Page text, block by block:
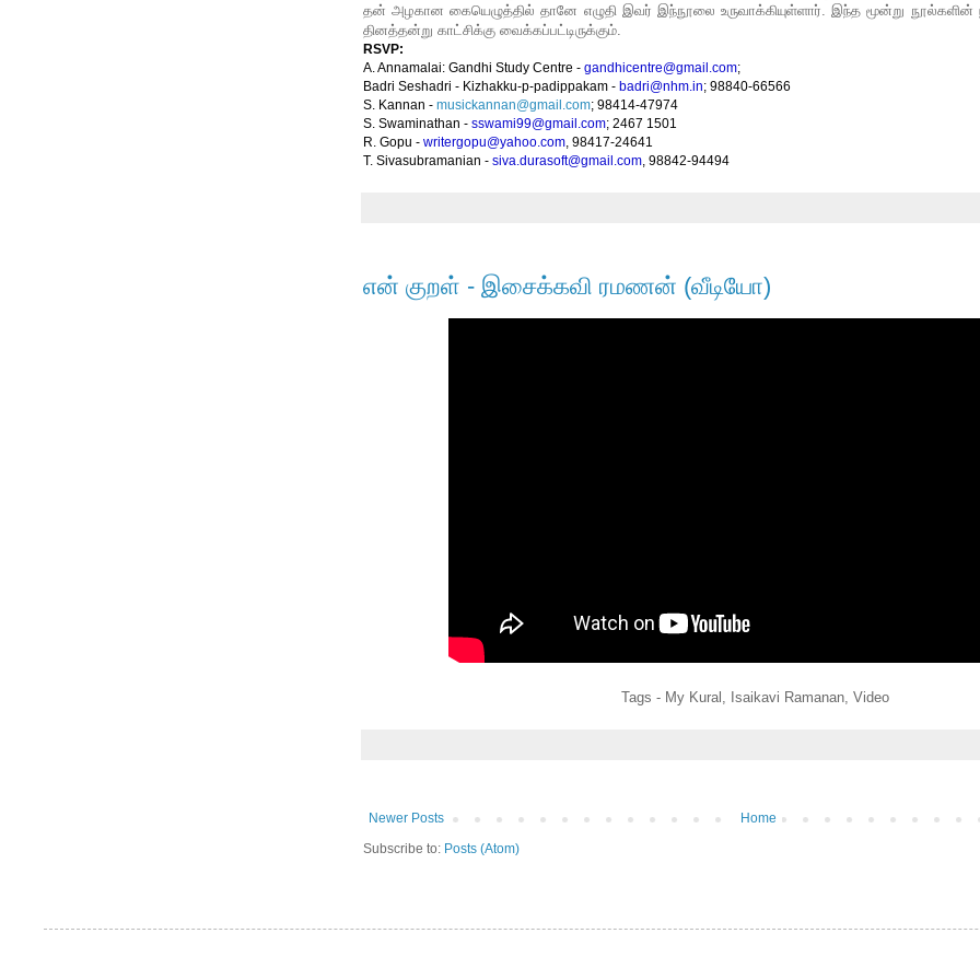
தன் அழகான கையெழுத்தில் தானே எழுதி இவர் இந்நூலை உருவாக்கியுள்ளார். இந்த மூன்று நூல்களின்
தினத்தன்று காட்சிக்கு வைக்கப்பட்டிருக்கும்.
RSVP:
A. Annamalai: Gandhi Study Centre - gandhicentre@gmail.com;
Badri Seshadri - Kizhakku-p-padippakam - badri@nhm.in; 98840-66566
S. Kannan - musickannan@gmail.com; 98414-47974
S. Swaminathan - sswami99@gmail.com; 2467 1501
R. Gopu - writergopu@yahoo.com, 98417-24641
T. Sivasubramanian - siva.durasoft@gmail.com, 98842-94494
என் குறள் - இசைக்கவி ரமணன் (வீடியோ)
Tags - My Kural, Isaikavi Ramanan, Video
Newer Posts
Home
Subscribe to: Posts (Atom)